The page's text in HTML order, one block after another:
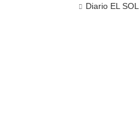
Diario EL SOL